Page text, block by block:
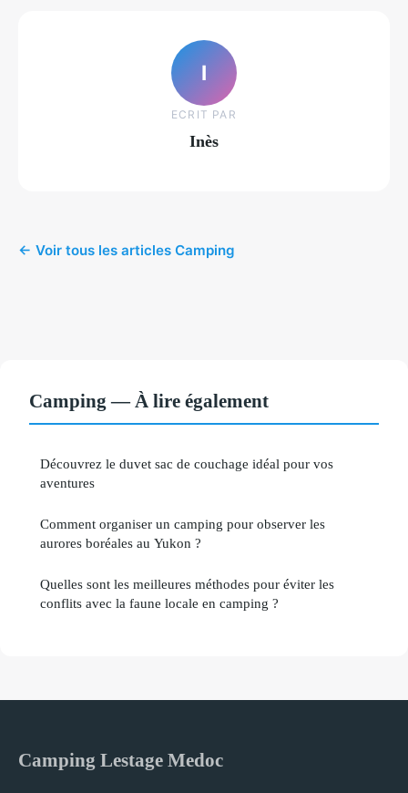
I
ECRIT PAR
Inès
← Voir tous les articles Camping
Camping — À lire également
Découvrez le duvet sac de couchage idéal pour vos
aventures
Comment organiser un camping pour observer les
aurores boréales au Yukon ?
Quelles sont les meilleures méthodes pour éviter les
conflits avec la faune locale en camping ?
Camping Lestage Medoc